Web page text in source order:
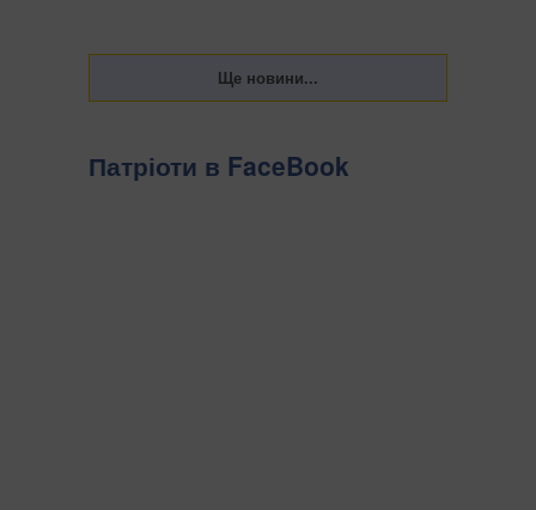
Патріоти в FaceBook